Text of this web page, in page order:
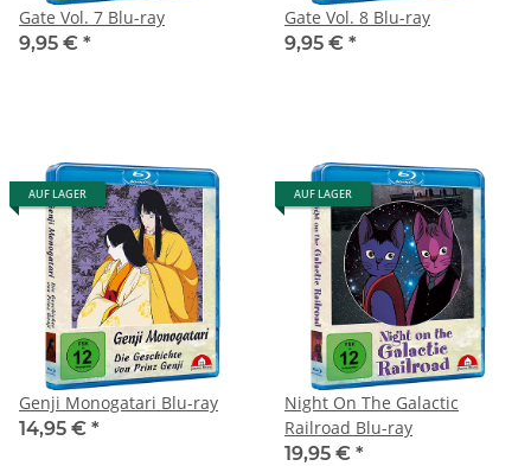
Gate Vol. 7 Blu-ray
9,95 € *
Gate Vol. 8 Blu-ray
9,95 € *
AUF LAGER
Genji Monogatari Blu-ray
14,95 € *
AUF LAGER
Night On The Galactic
Railroad Blu-ray
19,95 € *